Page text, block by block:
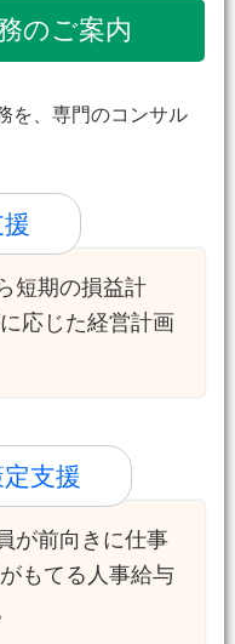
のご案内
を、専門のコンサル
短期の損益計
応じた経営計画
支援
が前向きに仕事
もてる人事給与